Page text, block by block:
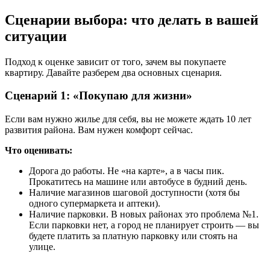
Сценарии выбора: что делать в вашей
ситуации
Подход к оценке зависит от того, зачем вы покупаете
квартиру. Давайте разберем два основных сценария.
Сценарий 1: «Покупаю для жизни»
Если вам нужно жилье для себя, вы не можете ждать 10 лет
развития района. Вам нужен комфорт сейчас.
Что оценивать:
Дорога до работы. Не «на карте», а в часы пик.
Прокатитесь на машине или автобусе в будний день.
Наличие магазинов шаговой доступности (хотя бы
одного супермаркета и аптеки).
Наличие парковки. В новых районах это проблема №1.
Если парковки нет, а город не планирует строить — вы
будете платить за платную парковку или стоять на
улице.